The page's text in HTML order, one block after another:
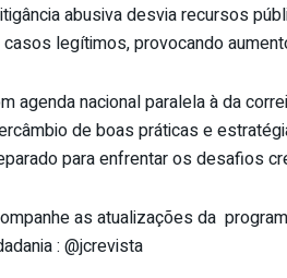
abusiva desvia recursos
legítimos, provocando
agenda nacional paralela à da
de boas práticas e
para enfrentar os desafios
as atualizações da
: @jcrevista